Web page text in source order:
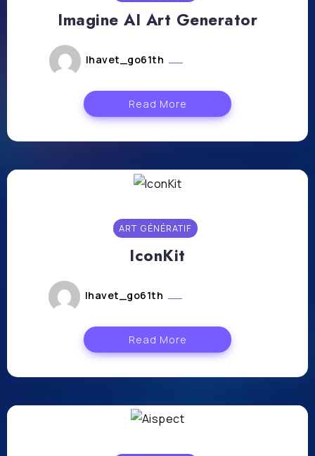
Imagine AI Art Generator
lhavet_go61th
Read More
ART GÉNÉRATIF
IconKit
lhavet_go61th
Read More